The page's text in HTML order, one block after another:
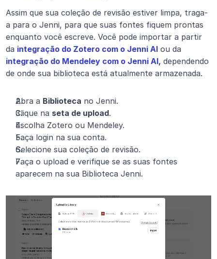
Assim que sua coleção de revisão estiver limpa, traga-
a para o Jenni, para que suas fontes fiquem prontas
enquanto você escreve. Você pode importar a partir
da integração do Zotero com o Jenni AI
integração do Mendeley com o Jenni AI, dependendo
de onde sua biblioteca está atualmente armazenada.
Abra a Biblioteca no Jenni.
Clique na seta de upload.
Escolha Zotero ou Mendeley.
Faça login na sua conta.
Selecione sua coleção de revisão.
Faça o upload e verifique se as suas fontes
aparecem na sua Biblioteca Jenni.